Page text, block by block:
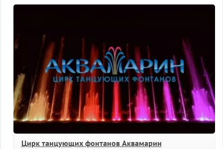
Цирк танцующих фонтанов Аквамарин